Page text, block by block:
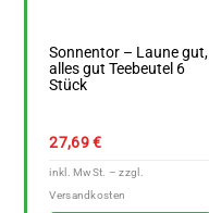
Sonnentor – Laune gut,
alles gut Teebeutel 6
Stück
27,69€